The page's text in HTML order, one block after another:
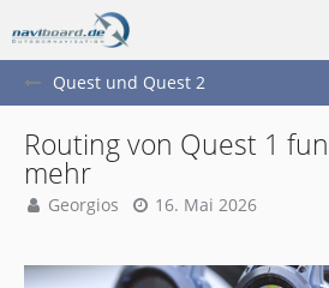
Quest und Quest 2
Routing von Quest 1
mehr
Georgios 16. Mai 2026